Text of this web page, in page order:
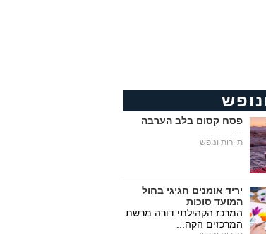
פסח קסום בלב הערבה
תיירות ונופש
יריד אומנים חגיגי בחול
המועד סוכות
המרכז הקהילתי דורה מרשת
המרכזים הקה...